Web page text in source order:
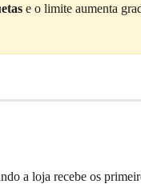
e o limite aumenta
a loja recebe os